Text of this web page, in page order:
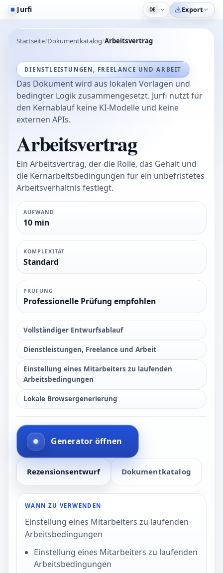
Jurfi DE Export
Startseite Dokumentkatalog Arbeitsvertrag
DIENSTLEISTUNGEN, FREELANCE UND ARBEIT
Das Dokument wird aus lokalen Vorlagen und
bedingter Logik zusammengesetzt. Jurfi nutzt für
den Kernablauf keine KI-Modelle und keine
externen APIs.
Arbeitsvertrag
Ein Arbeitsvertrag, der die Rolle, das Gehalt und
die Kernarbeitsbedingungen für ein unbefristetes
Arbeitsverhältnis festlegt.
AUFWAND
10 min
KOMPLEXITÄT
Standard
PRÜFUNG
Professionelle Prüfung empfohlen
Vollständiger Entwurfsablauf
Dienstleistungen, Freelance und Arbeit
Einstellung eines Mitarbeiters zu laufenden
Arbeitsbedingungen
Lokale Browsergenerierung
Generator öffnen
Rezensionsentwurf Dokumentkatalog
WANN ZU VERWENDEN
Einstellung eines Mitarbeiters zu laufenden
Arbeitsbedingungen
Einstellung eines Mitarbeiters zu laufenden
Arbeitsbedingungen